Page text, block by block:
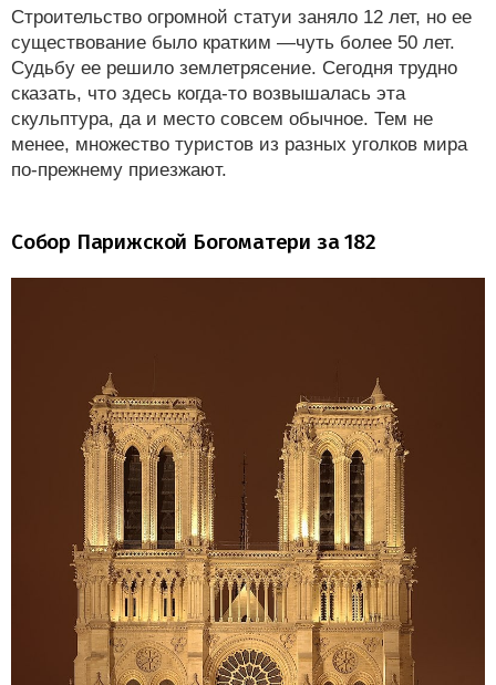
Строительство огромной статуи заняло 12 лет, но ее
существование было кратким —чуть более 50 лет.
Судьбу ее решило землетрясение. Сегодня трудно
сказать, что здесь когда-то возвышалась эта
скульптура, да и место совсем обычное. Тем не
менее, множество туристов из разных уголков мира
по-прежнему приезжают.
Собор Парижской Богоматери за 182